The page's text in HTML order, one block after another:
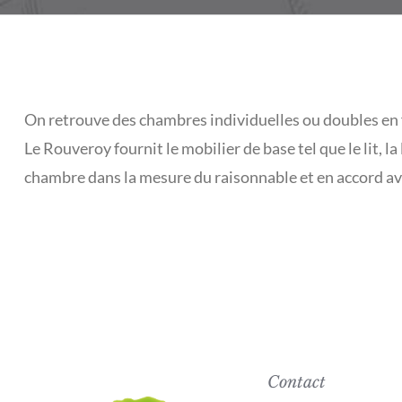
On retrouve des chambres individuelles ou doubles
Le Rouveroy fournit le mobilier de base tel que le lit,
chambre dans la mesure du raisonnable et en accord
Contact